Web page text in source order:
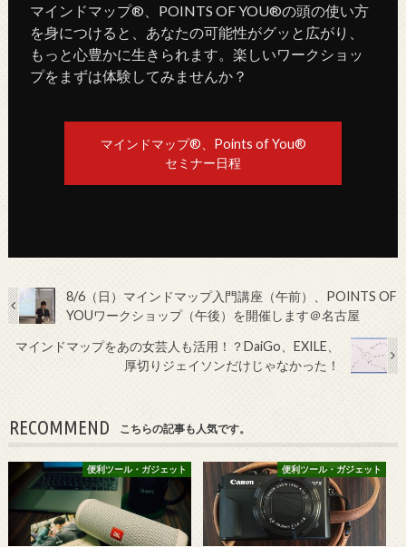
マインドマップ®、POINTS OF YOU®の頭の使い方
を身につけると、あなたの可能性がグッと広がり、
もっと心豊かに生きられます。楽しいワークショッ
プをまずは体験してみませんか？
マインドマップ®、Points of You®
セミナー日程
8/6（日）マインドマップ入門講座（午前）、POINTS OF
YOUワークショップ（午後）を開催します＠名古屋
マインドマップをあの女芸人も活用！？DaiGo、EXILE、
厚切りジェイソンだけじゃなかった！
RECOMMEND こちらの記事も人気です。
便利ツール・ガジェット 便利ツール・ガジェット